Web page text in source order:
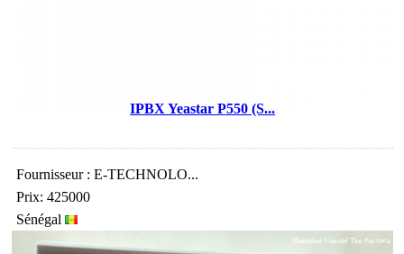
IPBX Yeastar P550 (S...
Fournisseur : E-TECHNOLO...
Prix: 425000
Sénégal